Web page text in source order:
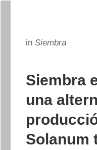
in Siembra
Siembra
una
Solanum